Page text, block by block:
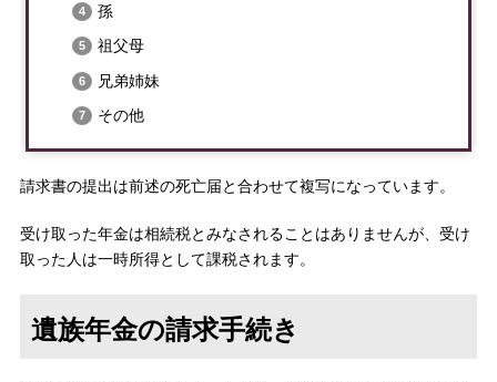
孫
祖父母
兄弟姉妹
その他
請求書の提出は前述の死亡届と合わせて複写になっています。
受け取った年金は相続税とみなされることはありませんが、受け
取った人は一時所得として課税されます。
遺族年金の請求手続き